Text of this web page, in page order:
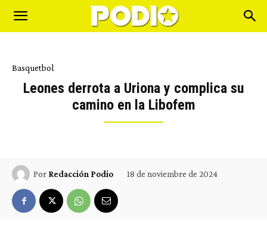
Basquetbol
Leones derrota a Uriona y complica su
camino en la Libofem
Por Redacción Podio 18 de noviembre de 2024